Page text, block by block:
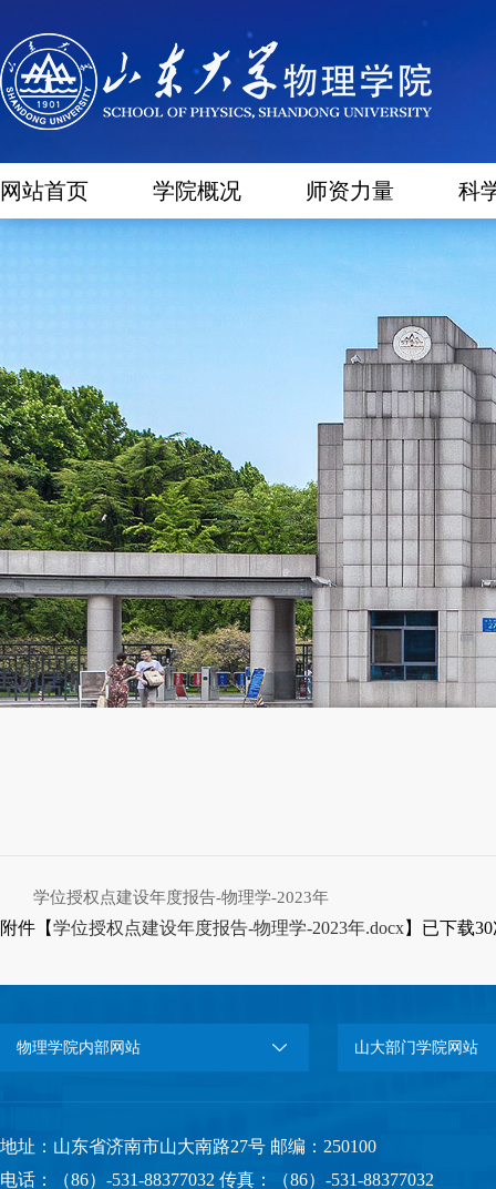
网站首页 学院概况 师资力量 科
学位授权点建设年度报告-物理学-2023年
附件【学位授权点建设年度报告-物理学-2023年.docx】已下载30
物理学院内部网站 山大部门学院网站
地址：山东省济南市山大南路27号 邮编：250100
电话：（86）-531-88377032 传真：（86）-531-88377032